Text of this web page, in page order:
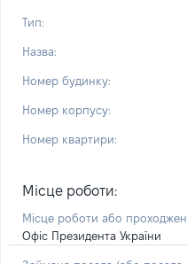
Тип:
Назва:
Номер будинку:
Номер корпусу:
Номер квартири:
Місце роботи:
Місце роботи або
Офіс Президента України